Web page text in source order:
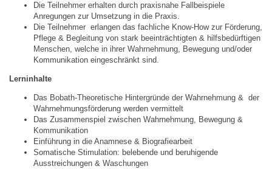
Die Teilnehmer erhalten durch praxisnahe Fallbeispiele
Anregungen zur Umsetzung in die Praxis.
Die Teilnehmer erlangen das fachliche Know-How zur Förderung,
Pflege & Begleitung von stark beeinträchtigten & hilfsbedürftigen
Menschen, welche in ihrer Wahrnehmung, Bewegung und/oder
Kommunikation eingeschränkt sind.
Lerninhalte
Das Bobath-Theoretische Hintergründe der Wahrnehmung & der
Wahrnehmungsförderung werden vermittelt
Das Zusammenspiel zwischen Wahrnehmung, Bewegung &
Kommunikation
Einführung in die Anamnese & Biografiearbeit
Somatische Stimulation: belebende und beruhigende
Ausstreichungen & Waschungen